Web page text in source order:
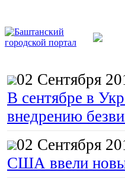
02 Сентября
В сентябре в
внедрению
02 Сентября
США ввели